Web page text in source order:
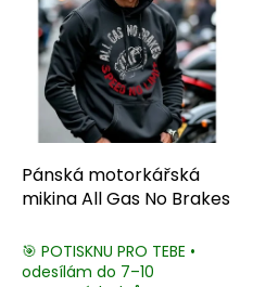
Pánská motorkářská
mikina All Gas No Brakes
🎯 POTISKNU PRO TEBE •
odesílám do 7–10